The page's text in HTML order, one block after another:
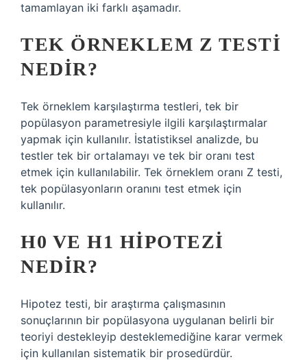
tamamlayan iki farklı aşamadır.
TEK ÖRNEKLEM Z TESTI
NEDIR?
Tek örneklem karşılaştırma testleri, tek bir
popülasyon parametresiyle ilgili karşılaştırmalar
yapmak için kullanılır. İstatistiksel analizde, bu
testler tek bir ortalamayı ve tek bir oranı test
etmek için kullanılabilir. Tek örneklem oranı Z testi,
tek popülasyonların oranını test etmek için
kullanılır.
H0 VE H1 HIPOTEZI
NEDIR?
Hipotez testi, bir araştırma çalışmasının
sonuçlarının bir popülasyona uygulanan belirli bir
teoriyi destekleyip desteklemediğine karar vermek
için kullanılan sistematik bir prosedürdür.